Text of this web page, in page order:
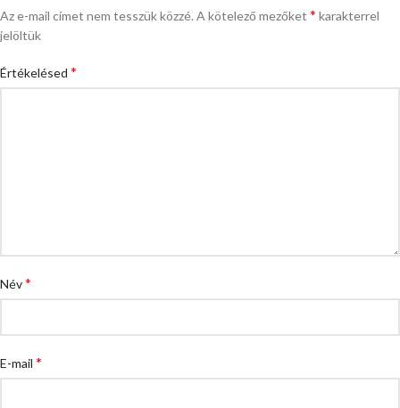
Az e-mail címet nem tesszük közzé. A kötelező mezőket * karakterrel
jelöltük
Értékelésed *
Név*
E-mail *